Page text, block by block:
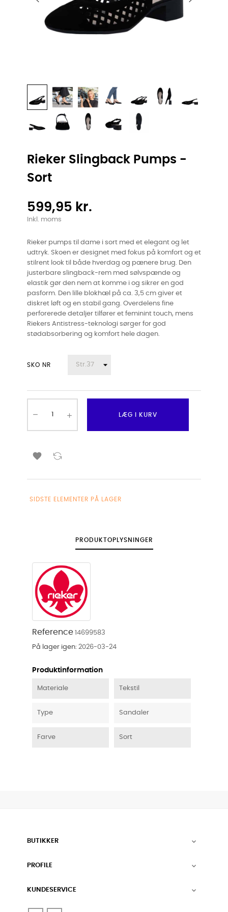
Rieker Slingback Pumps -
Sort
599,95 kr.
Inkl. moms
Rieker pumps til dame i sort med et elegant og let
udtryk. Skoen er designet med fokus på komfort og et
stilrent look til både hverdag og pænere brug. Den
justerbare slingback-rem med sølvspænde og
elastik gør den nem at komme i og sikrer en god
pasform. Den lille blokhæl på ca. 3,5 cm giver et
diskret løft og en stabil gang. Overdelens fine
perforerede detaljer tilfører et feminint touch, mens
Riekers Antistress-teknologi sørger for god
stødabsorbering og komfort hele dagen.
SKO NR
LÆG I KURV

SIDSTE ELEMENTER PÅ LAGER
PRODUKTOPLYSNINGER
Reference 14699583
På lager igen: 2026-03-24
Produktinformation
Materiale Tekstil
Type Sandaler
Farve Sort
BUTIKKER 
PROFILE 
KUNDESERVICE 